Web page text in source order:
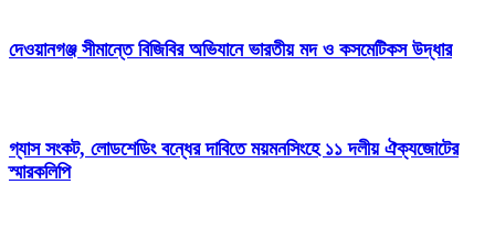
দেওয়ানগঞ্জ সীমান্তে বিজিবির অভিযানে ভারতীয় মদ ও কসমেটিকস উদ্ধার
গ্যাস সংকট, লোডশেডিং বন্ধের দাবিতে ময়মনসিংহে ১১ দলীয় ঐক্যজোটের
স্মারকলিপি